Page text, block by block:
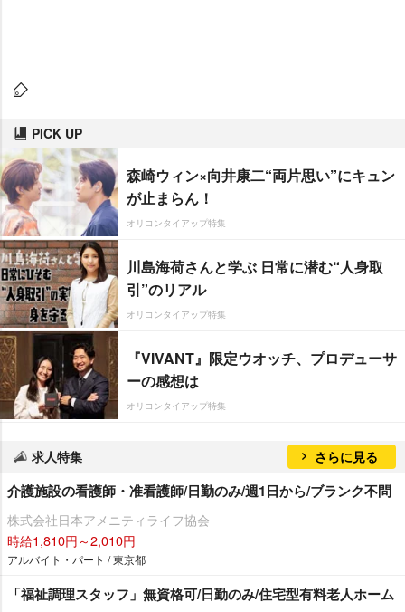
PICK UP
森崎ウィン×向井康二“両片思い”にキュン
が止まらん！
オリコンタイアップ特集
川島海荷さんと学ぶ 日常に潜む“人身取
引”のリアル
オリコンタイアップ特集
『VIVANT』限定ウオッチ、プロデューサ
ーの感想は
オリコンタイアップ特集
求人特集 さらに見る
介護施設の看護師・准看護師/日勤のみ/週1日から/ブランク不問
株式会社日本アメニティライフ協会
時給1,810円～2,010円
アルバイト・パート / 東京都
「福祉調理スタッフ」無資格可/日勤のみ/住宅型有料老人ホーム